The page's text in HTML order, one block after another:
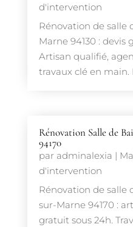
d'intervention
Rénovation de salle
Marne 94130 : devis
Artisan qualifié,
travaux clé en main.
Rénovation Salle de
94170
par adminalexia |
d'intervention
Rénovation de salle
sur-Marne 94170 :
gratuit sous 24h.